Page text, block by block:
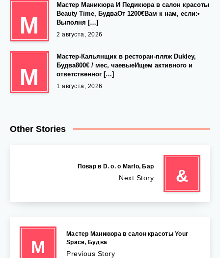
М
Мастер Маникюра И Педикюра в салон красоты
Beauty Time, БудваОт 1200€Вам к нам, если:•
Выполня […]
2 августа, 2026
М
Мастер-Кальянщик в ресторан-пляж Dukley,
Будва800€ / мес, чаевыеИщем активного и
ответственног […]
1 августа, 2026
Other Stories
&
‍ Повар в D. o. o Marlo, Бар
Next Story
М
Мастер Маникюра в салон красоты Your
Space, Будва
Previous Story